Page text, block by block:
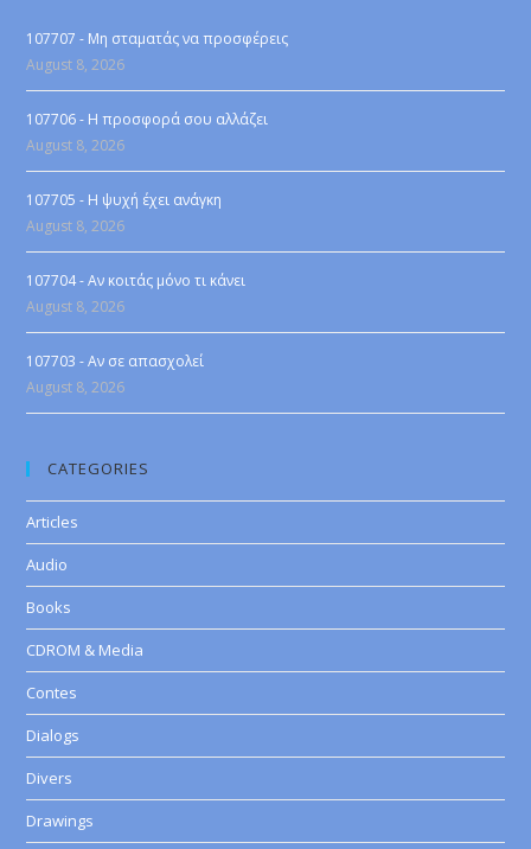
107707 - Μη σταματάς να προσφέρεις
August 8, 2026
107706 - Η προσφορά σου αλλάζει
August 8, 2026
107705 - Η ψυχή έχει ανάγκη
August 8, 2026
107704 - Αν κοιτάς μόνο τι κάνει
August 8, 2026
107703 - Αν σε απασχολεί
August 8, 2026
CATEGORIES
Articles
Audio
Books
CDROM & Media
Contes
Dialogs
Divers
Drawings